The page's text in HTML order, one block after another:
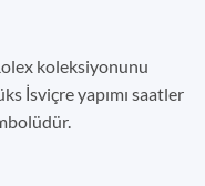
koleksiyonunu
İsviçre yapımı saatler